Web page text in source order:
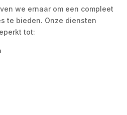
we ernaar om een compleet
te bieden. Onze diensten
tot: